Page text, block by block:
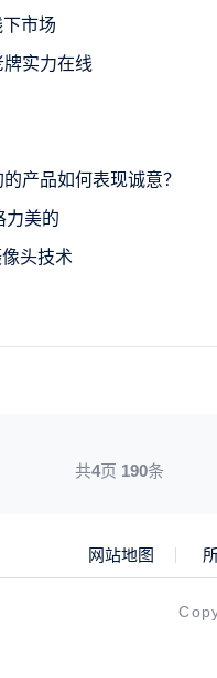
市场
实力在线
产品如何表现诚意？
力美的
头技术
共4页 190条
网站地图